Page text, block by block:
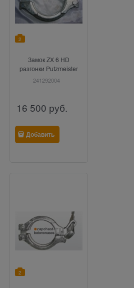
2
Замок ZX 6 HD
разгонки Putzmeister
241292004
16 500 руб.
Добавить
2